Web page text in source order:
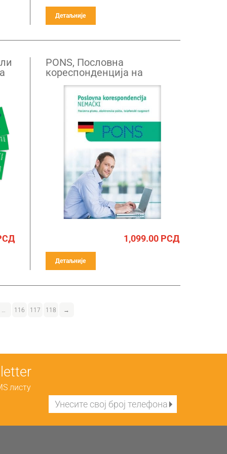
Детаљније
PONS, Пословна
кореспонденција на
немачком језку
1,099.00РСД
Детаљније
… 116 117 118 →
листу